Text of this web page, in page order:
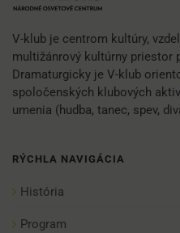
V-klub je centrom kultúry,
multižánrový kultúrny priestor
Dramaturgicky je V-klub
spoločenských klubových
umenia (hudba, tanec, spev,
RÝCHLA NAVIGÁCIA
História
Program